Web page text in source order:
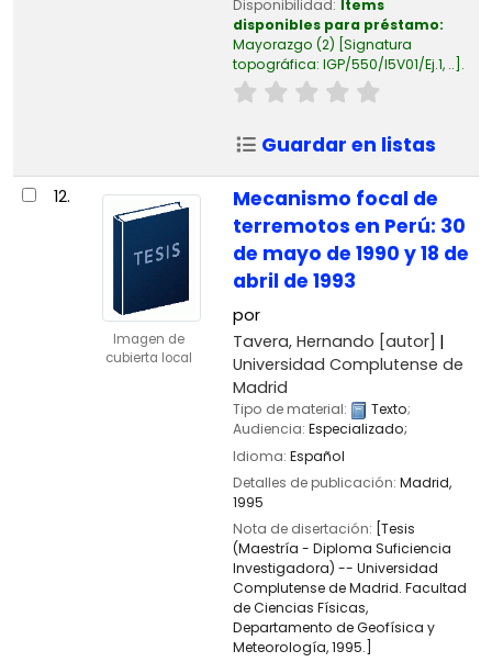
Disponibilidad: Ítems
disponibles para préstamo:
Mayorazgo (2) Signatura
topográfica: IGP/550/I5V01/Ej.1, .. .
Guardar en listas
12.
Imagen de
cubierta local
Mecanismo focal de
terremotos en Perú: 30
de mayo de 1990 y 18 de
abril de 1993
por
Tavera, Hernando [autor]
Universidad Complutense de
Madrid
Tipo de material: Texto;
Audiencia: Especializado;
Idioma: Español
Detalles de publicación: Madrid,
1995
Nota de disertación: [Tesis
(Maestría - Diploma Suficiencia
Investigadora) -- Universidad
Complutense de Madrid. Facultad
de Ciencias Físicas,
Departamento de Geofísica y
Meteorología, 1995.]